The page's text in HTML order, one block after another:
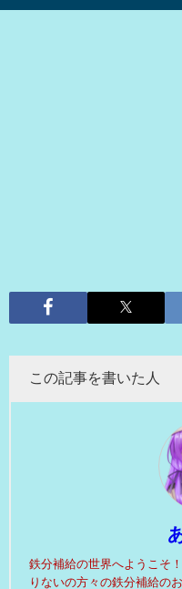
この記事を書いた人
鉄分補給の世界へようこそ
りないの方々の鉄分補給の